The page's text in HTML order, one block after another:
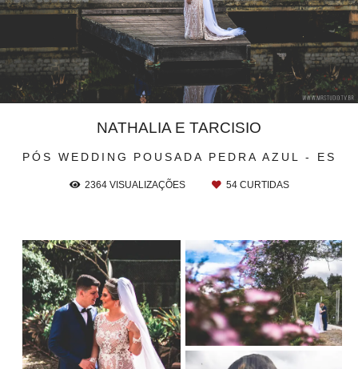
PÓS WEDDING POUSADA PEDRA AZUL - ES
NATHALIA E TARCISIO
2364VISUALIZAÇÕES 54CURTIDAS